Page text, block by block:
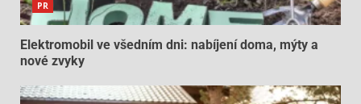
PR
Elektromobil ve všedním dni: nabíjení doma, mýty a
nové zvyky